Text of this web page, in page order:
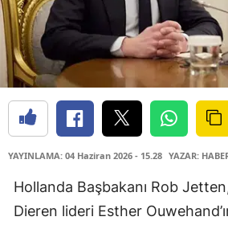
YAYINLAMA: 04 Haziran 2026 - 15.28 YAZAR:
Hollanda Başbakanı Rob
Dieren lideri Esther